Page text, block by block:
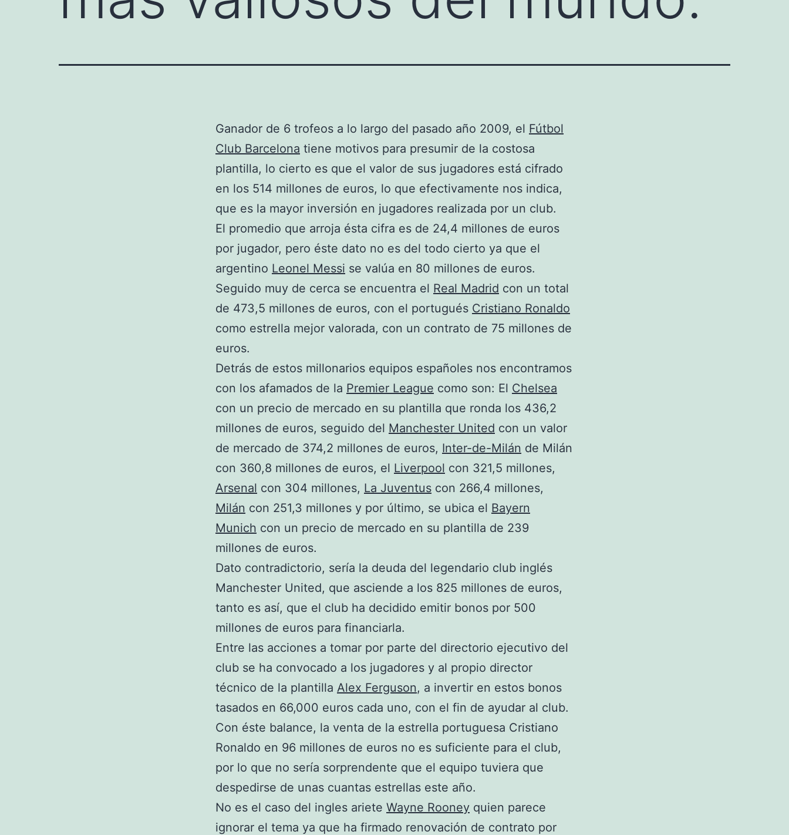
Ganador de 6 trofeos a lo largo del pasado año 2009, el Fútbol
Club Barcelona tiene motivos para presumir de la costosa
plantilla, lo cierto es que el valor de sus jugadores está cifrado
en los 514 millones de euros, lo que efectivamente nos indica,
que es la mayor inversión en jugadores realizada por un club.
El promedio que arroja ésta cifra es de 24,4 millones de euros
por jugador, pero éste dato no es del todo cierto ya que el
argentino Leonel Messi se valúa en 80 millones de euros.
Seguido muy de cerca se encuentra el Real Madrid con un total
de 473,5 millones de euros, con el portugués Cristiano Ronaldo
como estrella mejor valorada, con un contrato de 75 millones de
euros.
Detrás de estos millonarios equipos españoles nos encontramos
con los afamados de la Premier League como son: El Chelsea
con un precio de mercado en su plantilla que ronda los 436,2
millones de euros, seguido del Manchester United con un valor
de mercado de 374,2 millones de euros, Inter-de-Milán de Milán
con 360,8 millones de euros, el Liverpool con 321,5 millones,
Arsenal con 304 millones, La Juventus con 266,4 millones,
Milán con 251,3 millones y por último, se ubica el Bayern
Munich con un precio de mercado en su plantilla de 239
millones de euros.
Dato contradictorio, sería la deuda del legendario club inglés
Manchester United, que asciende a los 825 millones de euros,
tanto es así, que el club ha decidido emitir bonos por 500
millones de euros para financiarla.
Entre las acciones a tomar por parte del directorio ejecutivo del
club se ha convocado a los jugadores y al propio director
técnico de la plantilla Alex Ferguson, a invertir en estos bonos
tasados en 66,000 euros cada uno, con el fin de ayudar al club.
Con éste balance, la venta de la estrella portuguesa Cristiano
Ronaldo en 96 millones de euros no es suficiente para el club,
por lo que no sería sorprendente que el equipo tuviera que
despedirse de unas cuantas estrellas este año.
No es el caso del ingles ariete Wayne Rooney quien parece
ignorar el tema ya que ha firmado renovación de contrato por